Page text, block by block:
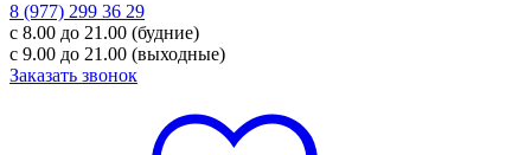
8 (977) 299 36 29
с 8.00 до 21.00 (будние)
с 9.00 до 21.00 (выходные)
Заказать звонок